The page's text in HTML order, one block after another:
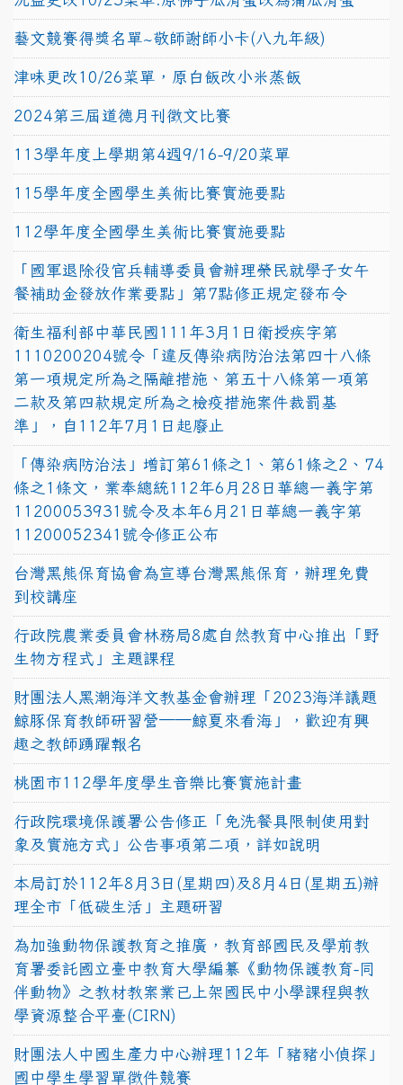
藝文競賽得獎名單~敬師謝師小卡(八九年級)
津味更改10/26菜單，原白飯改小米蒸飯
2024第三屆道德月刊徵文比賽
113學年度上學期第4週9/16-9/20菜單
115學年度全國學生美術比賽實施要點
112學年度全國學生美術比賽實施要點
「國軍退除役官兵輔導委員會辦理榮民就學子女午
餐補助金發放作業要點」第7點修正規定發布令
衛生福利部中華民國111年3月1日衛授疾字第
1110200204號令「違反傳染病防治法第四十八條
第一項規定所為之隔離措施、第五十八條第一項第
二款及第四款規定所為之檢疫措施案件裁罰基
準」，自112年7月1日起廢止
「傳染病防治法」增訂第61條之1、第61條之2、74
條之1條文，業奉總統112年6月28日華總一義字第
11200053931號令及本年6月21日華總一義字第
11200052341號令修正公布
台灣黑熊保育協會為宣導台灣黑熊保育，辦理免費
到校講座
行政院農業委員會林務局8處自然教育中心推出「野
生物方程式」主題課程
財團法人黑潮海洋文教基金會辦理「2023海洋議題
鯨豚保育教師研習營──鯨夏來看海」，歡迎有興
趣之教師踴躍報名
桃園市112學年度學生音樂比賽實施計畫
行政院環境保護署公告修正「免洗餐具限制使用對
象及實施方式」公告事項第二項，詳如說明
本局訂於112年8月3日(星期四)及8月4日(星期五)辦
理全市「低碳生活」主題研習
為加強動物保護教育之推廣，教育部國民及學前教
育署委託國立臺中教育大學編纂《動物保護教育-同
伴動物》之教材教案業已上架國民中小學課程與教
學資源整合平臺(CIRN)
財團法人中國生產力中心辦理112年「豬豬小偵探」
國中學生學習單徵件競賽